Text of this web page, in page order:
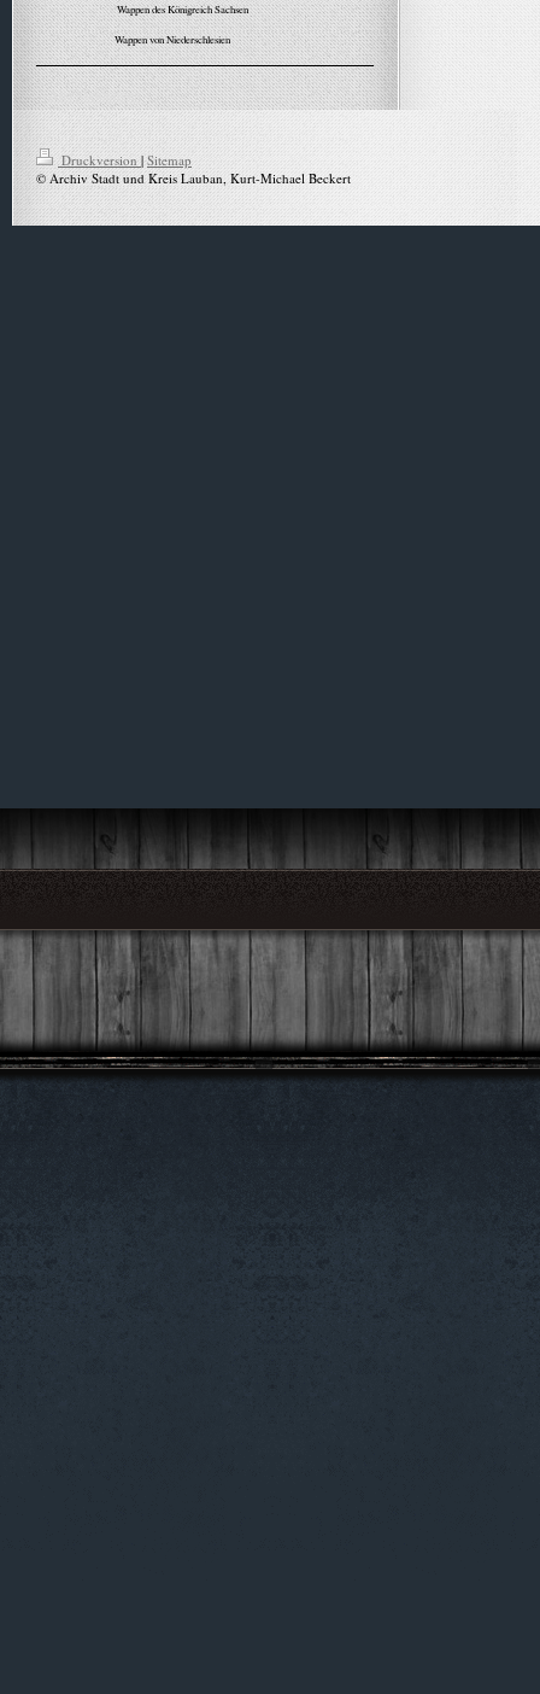
Wappen des Königreich Sachsen
Wappen von Niederschlesien
Alle Meldungen
Druckversion| Sitemap
© Archiv Stadt und Kreis Lauban, Kurt-Michael Beckert